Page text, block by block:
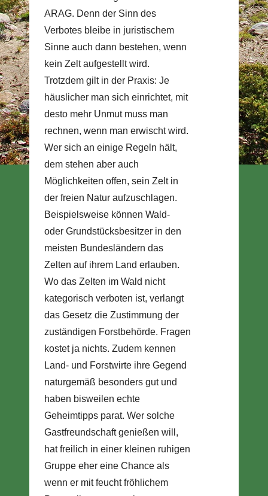
ARAG. Denn der Sinn des
Verbotes bleibe in juristischem
Sinne auch dann bestehen, wenn
kein Zelt aufgestellt wird.
Trotzdem gilt in der Praxis: Je
häuslicher man sich einrichtet, mit
desto mehr Unmut muss man
rechnen, wenn man erwischt wird.
Wer sich an einige Regeln hält,
dem stehen aber auch
Möglichkeiten offen, sein Zelt in
der freien Natur aufzuschlagen.
Beispielsweise können Wald-
oder Grundstücksbesitzer in den
meisten Bundesländern das
Zelten auf ihrem Land erlauben.
Wo das Zelten im Wald nicht
kategorisch verboten ist, verlangt
das Gesetz die Zustimmung der
zuständigen Forstbehörde. Fragen
kostet ja nichts. Zudem kennen
Land- und Forstwirte ihre Gegend
naturgemäß besonders gut und
haben bisweilen echte
Geheimtipps parat. Wer solche
Gastfreundschaft genießen will,
hat freilich in einer kleinen ruhigen
Gruppe eher eine Chance als
wenn er mit feucht fröhlichem